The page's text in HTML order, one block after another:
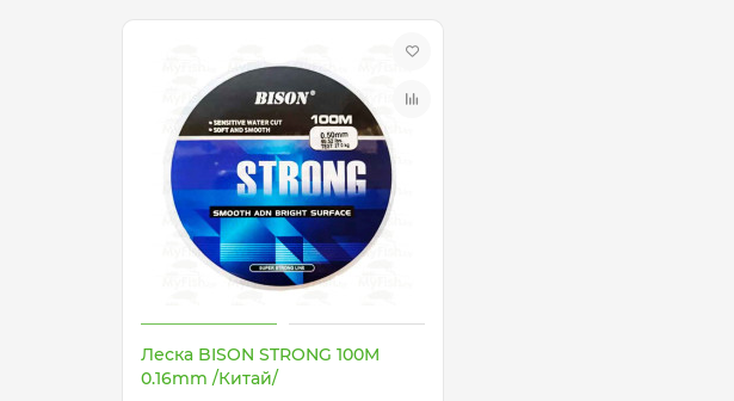
Леска BISON STRONG 100M
0.16mm /Китай/